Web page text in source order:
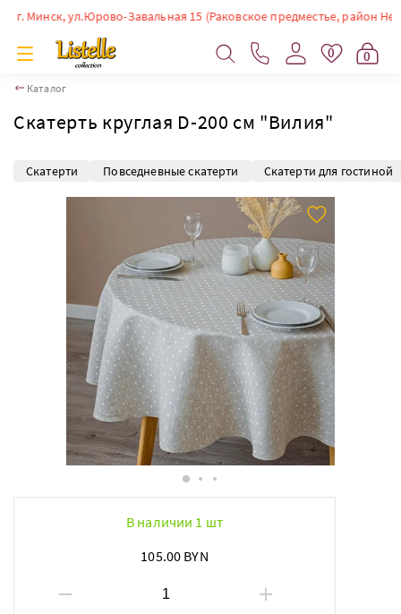
Минск, ул.Юрово-Завальная 15 (Раковское предместье, район
0 0
Каталог
Скатерть круглая D-200 см "Вилия"
Скатерти Повседневные скатерти Скатерти для гостиной
В наличии 1 шт
105.00 BYN